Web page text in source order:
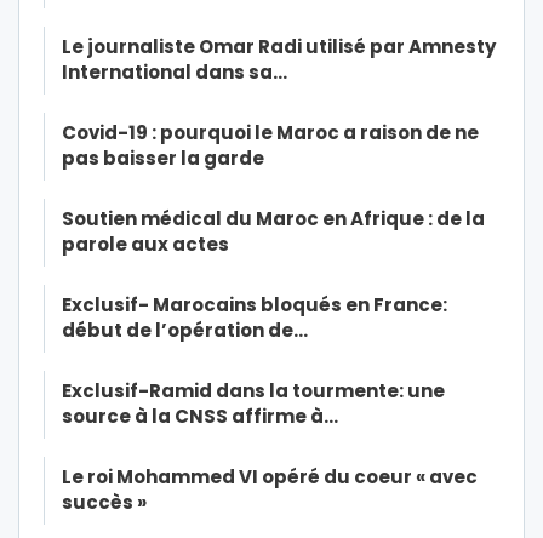
Le journaliste Omar Radi utilisé par Amnesty
International dans sa…
Covid-19 : pourquoi le Maroc a raison de ne
pas baisser la garde
Soutien médical du Maroc en Afrique : de la
parole aux actes
Exclusif- Marocains bloqués en France:
début de l’opération de…
Exclusif-Ramid dans la tourmente: une
source à la CNSS affirme à…
Le roi Mohammed VI opéré du coeur « avec
succès »